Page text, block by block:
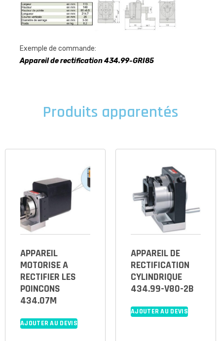
Exemple de commande:
Appareil de rectification 434.99-GRI85
Produits apparentés
APPAREIL
MOTORISE A
RECTIFIER LES
POINCONS
434.07M
AJOUTER AU DEVIS
APPAREIL DE
RECTIFICATION
CYLINDRIQUE
434.99-V80-2B
AJOUTER AU DEVIS